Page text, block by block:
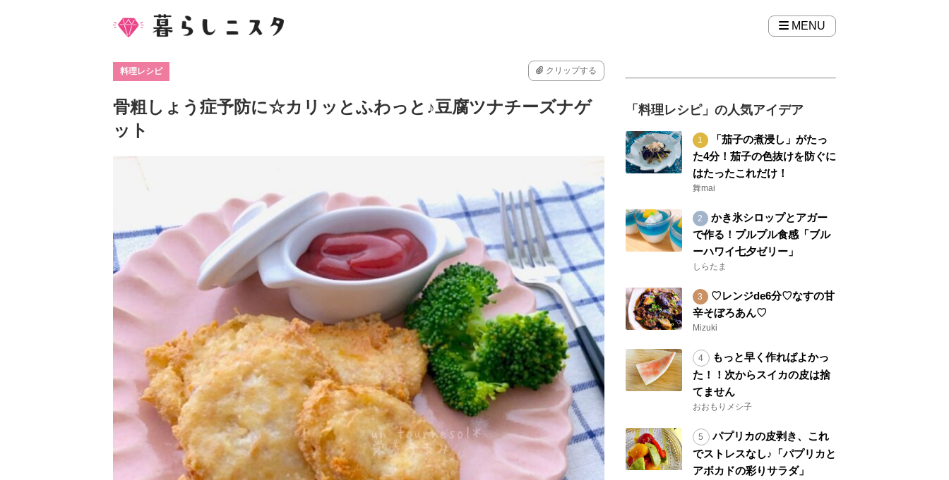
MENU
料理レシピ クリップする
骨粗しょう症予防に☆カリッとふわっと♪豆腐ツナチーズナゲ
ット
「料理レシピ」の人気アイデア
「茄子の煮浸し」がたっ
た4分！茄子の色抜けを防ぐに
はたったこれだけ！
舞mai
かき氷シロップとアガー
で作る！プルプル食感「ブル
ーハワイ七夕ゼリー」
しらたま
♡レンジde6分♡なすの甘
辛そぼろあん♡
Mizuki
もっと早く作ればよかっ
た！！次からスイカの皮は捨
てません
おおもりメシ子
パプリカの皮剥き、これ
でストレスなし♪「パプリカと
アボカドの彩りサラダ」